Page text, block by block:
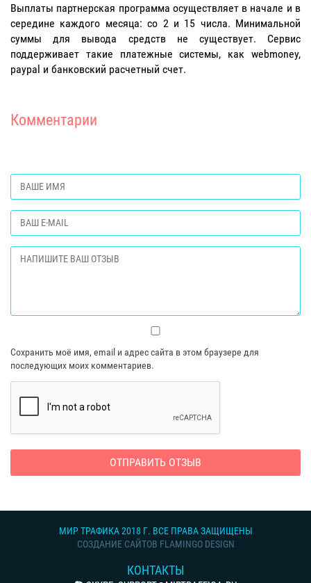
Выплаты партнерская программа осуществляет в начале и в
середине каждого месяца: со 2 и 15 числа. Минимальной
суммы для вывода средств не существует. Сервис
поддерживает такие платежные системы, как webmoney,
paypal и банковский расчетный счет.
Комментарии
Сохранить моё имя, email и адрес сайта в этом браузере для
последующих моих комментариев.
МИР ТРАФИКА 2018 Г. ВСЕ ПРАВА ЗАЩИЩЕНЫ
СОЗДАНИЕ САЙТОВ FLAMINGO DESIGN
КОНТАКТЫ